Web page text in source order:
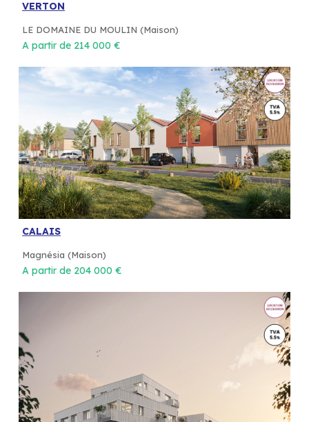
VERTON
LE DOMAINE DU MOULIN (Maison)
A partir de 214 000 €
CALAIS
Magnésia (Maison)
A partir de 204 000 €